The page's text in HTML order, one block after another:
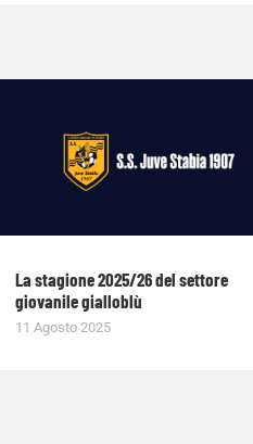
La stagione 2025/26 del settore
giovanile gialloblù
11 Agosto 2025